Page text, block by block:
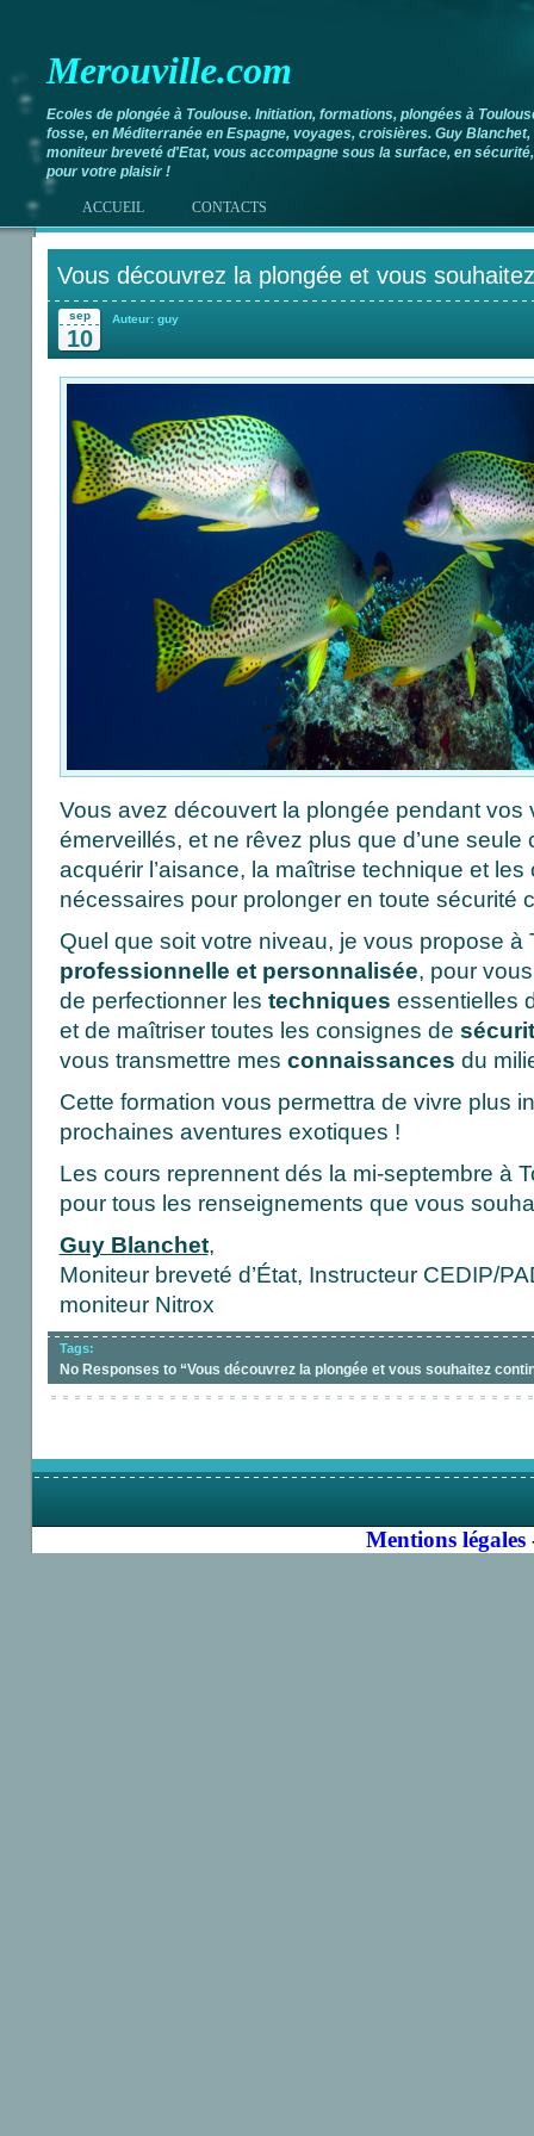
Merouville.com
Ecoles de plongée à Toulouse. Initiation, formations, plongées à
fosse, en Méditerranée en Espagne, voyages, croisières. Guy Blanchet,
moniteur breveté d'Etat, vous accompagne sous la surface, en
pour votre plaisir !
ACCUEIL CONTACTS
Vous découvrez la plongée et vous
sep
10
Auteur: guy
Vous avez découvert la plongée pendant vos
émerveillés, et ne rêvez plus que d’une
acquérir l’aisance, la maîtrise technique et
nécessaires pour prolonger en toute sécurité
Quel que soit votre niveau, je vous propose
professionnelle et personnalisée, pour
de perfectionner les techniques essentielles
et de maîtriser toutes les consignes de
vous transmettre mes connaissances du
Cette formation vous permettra de vivre plus
prochaines aventures exotiques !
Les cours reprennent dés la mi-septembre à
pour tous les renseignements que vous
Guy Blanchet,
Moniteur breveté d’État, Instructeur CEDIP/
moniteur Nitrox
Tags:
No Responses to “Vous découvrez la plongée et vous souhaitez
Mentions légales